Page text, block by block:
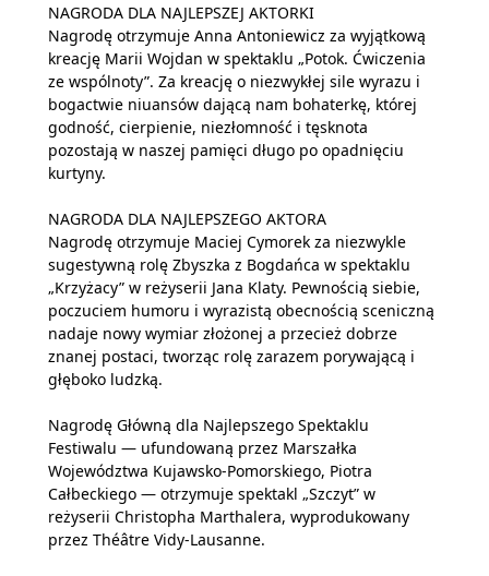
NAGRODA DLA NAJLEPSZEJ AKTORKI
Nagrodę otrzymuje Anna Antoniewicz za wyjątkową
kreację Marii Wojdan w spektaklu „Potok. Ćwiczenia
ze wspólnoty”. Za kreację o niezwykłej sile wyrazu i
bogactwie niuansów dającą nam bohaterkę, której
godność, cierpienie, niezłomność i tęsknota
pozostają w naszej pamięci długo po opadnięciu
kurtyny.
NAGRODA DLA NAJLEPSZEGO AKTORA
Nagrodę otrzymuje Maciej Cymorek za niezwykle
sugestywną rolę Zbyszka z Bogdańca w spektaklu
„Krzyżacy” w reżyserii Jana Klaty. Pewnością siebie,
poczuciem humoru i wyrazistą obecnością sceniczną
nadaje nowy wymiar złożonej a przecież dobrze
znanej postaci, tworząc rolę zarazem porywającą i
głęboko ludzką.
Nagrodę Główną dla Najlepszego Spektaklu
Festiwalu — ufundowaną przez Marszałka
Województwa Kujawsko-Pomorskiego, Piotra
Całbeckiego — otrzymuje spektakl „Szczyt” w
reżyserii Christopha Marthalera, wyprodukowany
przez Théâtre Vidy-Lausanne.